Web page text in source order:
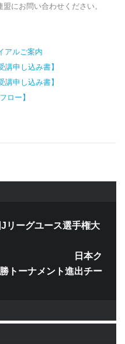
にお問い合わせください。
アルご案内
講申し込み書】
講申し込み書】
ロー】
ーグユース選手権大
ク
トーナメント進出チー